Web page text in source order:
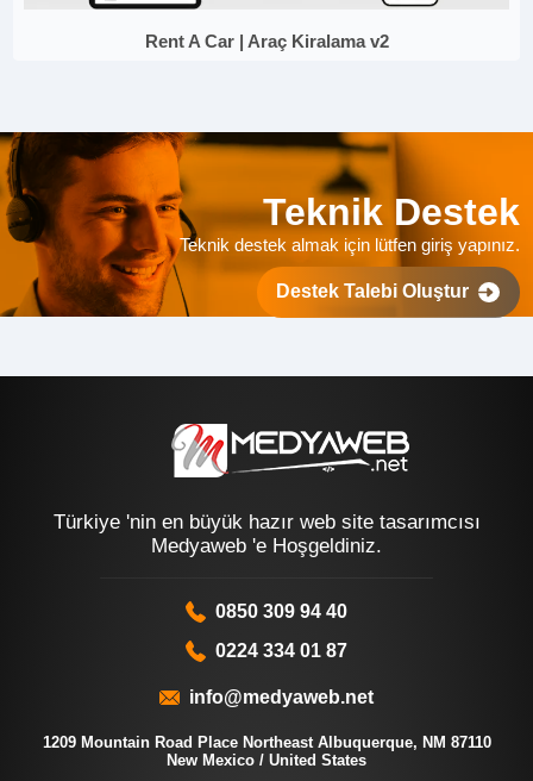
Rent A Car | Araç Kiralama v2
Teknik Destek
Teknik destek almak için lütfen giriş yapınız.
Destek Talebi Oluştur
Türkiye 'nin en büyük hazır web site tasarımcısı
Medyaweb 'e Hoşgeldiniz.
0850 309 94 40
0224 334 01 87
info@medyaweb.net
1209 Mountain Road Place Northeast Albuquerque, NM 87110
New Mexico / United States